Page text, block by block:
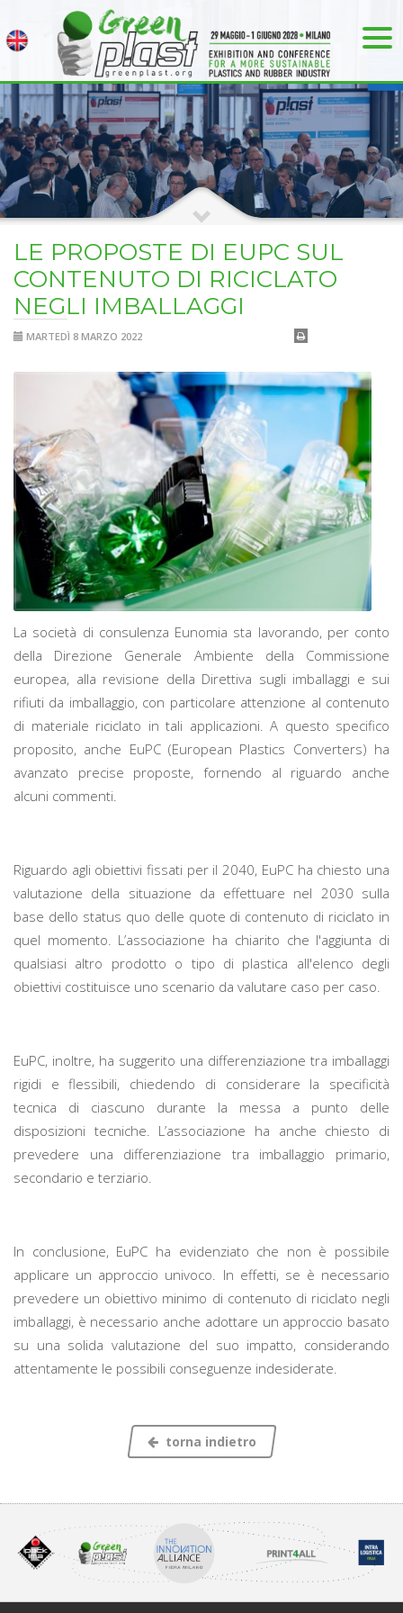
LE PROPOSTE DI EUPC SUL
CONTENUTO DI RICICLATO
NEGLI IMBALLAGGI
MARTEDÌ 8 MARZO 2022
La società di consulenza Eunomia sta lavorando, per conto
della Direzione Generale Ambiente della Commissione
europea, alla revisione della Direttiva sugli imballaggi e sui
rifiuti da imballaggio, con particolare attenzione al contenuto
di materiale riciclato in tali applicazioni. A questo specifico
proposito, anche EuPC (European Plastics Converters) ha
avanzato precise proposte, fornendo al riguardo anche
alcuni commenti.
Riguardo agli obiettivi fissati per il 2040, EuPC ha chiesto una
valutazione della situazione da effettuare nel 2030 sulla
base dello status quo delle quote di contenuto di riciclato in
quel momento. L’associazione ha chiarito che l'aggiunta di
qualsiasi altro prodotto o tipo di plastica all'elenco degli
obiettivi costituisce uno scenario da valutare caso per caso.
EuPC, inoltre, ha suggerito una differenziazione tra imballaggi
rigidi e flessibili, chiedendo di considerare la specificità
tecnica di ciascuno durante la messa a punto delle
disposizioni tecniche. L’associazione ha anche chiesto di
prevedere una differenziazione tra imballaggio primario,
secondario e terziario.
In conclusione, EuPC ha evidenziato che non è possibile
applicare un approccio univoco. In effetti, se è necessario
prevedere un obiettivo minimo di contenuto di riciclato negli
imballaggi, è necessario anche adottare un approccio basato
su una solida valutazione del suo impatto, considerando
attentamente le possibili conseguenze indesiderate.
torna indietro